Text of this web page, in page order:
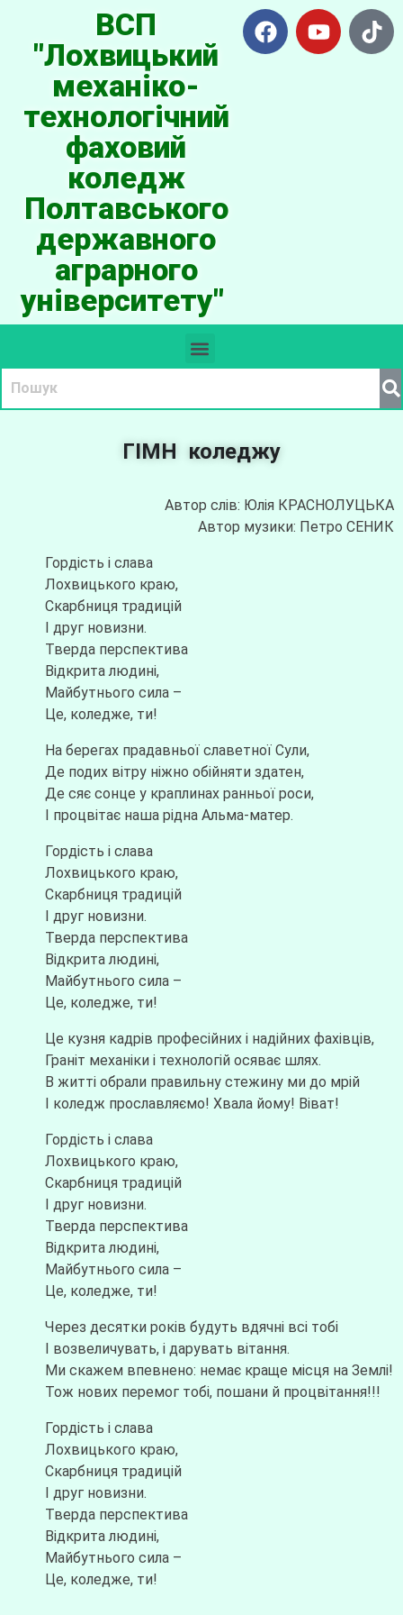
ВСП
"Лохвицький
механіко-
технологічний
фаховий
коледж
Полтавського
державного
аграрного
університету"
ГІМН коледжу
Автор слів: Юлія КРАСНОЛУЦЬКА
Автор музики: Петро СЕНИК
Гордість і слава
Лохвицького краю,
Скарбниця традицій
І друг новизни.
Тверда перспектива
Відкрита людині,
Майбутнього сила –
Це, коледже, ти!
На берегах прадавньої славетної Сули,
Де подих вітру ніжно обійняти здатен,
Де сяє сонце у краплинах ранньої роси,
І процвітає наша рідна Альма-матер.
Гордість і слава
Лохвицького краю,
Скарбниця традицій
І друг новизни.
Тверда перспектива
Відкрита людині,
Майбутнього сила –
Це, коледже, ти!
Це кузня кадрів професійних і надійних фахівців,
Граніт механіки і технологій осяває шлях.
В житті обрали правильну стежину ми до мрій
І коледж прославляємо! Хвала йому! Віват!
Гордість і слава
Лохвицького краю,
Скарбниця традицій
І друг новизни.
Тверда перспектива
Відкрита людині,
Майбутнього сила –
Це, коледже, ти!
Через десятки років будуть вдячні всі тобі
І возвеличувать, і дарувать вітання.
Ми скажем впевнено: немає краще місця на Землі!
Тож нових перемог тобі, пошани й процвітання!!!
Гордість і слава
Лохвицького краю,
Скарбниця традицій
І друг новизни.
Тверда перспектива
Відкрита людині,
Майбутнього сила –
Це, коледже, ти!